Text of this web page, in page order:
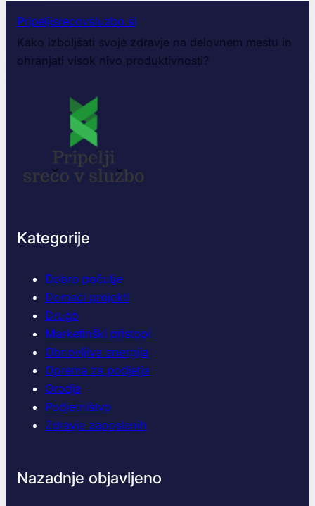
Pripeljisrecovsluzbo.si
Kako izboljšati svoje zdravje na delovnem mestu in
ohranjati visok nivo produktivnosti?
Kategorije
Dobro počutje
Domači projekti
Drugo
Marketinški pristopi
Obnovljiva energija
Oprema za podjetja
Orodja
Podjetništvo
Zdravje zaposlenih
Nazadnje objavljeno